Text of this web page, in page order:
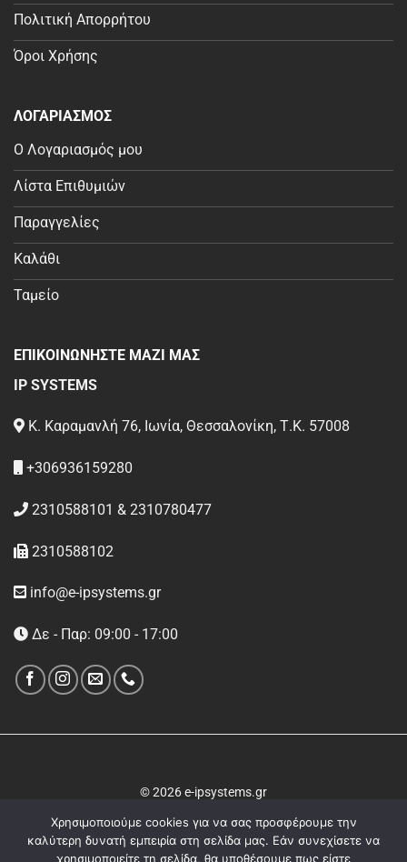
Πολιτική Απορρήτου
Όροι Χρήσης
ΛΟΓΑΡΙΑΣΜΟΣ
Ο Λογαριασμός μου
Λίστα Επιθυμιών
Παραγγελίες
Καλάθι
Ταμείο
ΕΠΙΚΟΙΝΩΝΗΣΤΕ ΜΑΖΙ ΜΑΣ
IP SYSTEMS
Κ. Καραμανλή 76, Ιωνία, Θεσσαλονίκη, Τ.Κ. 57008
+306936159280
2310588101 & 2310780477
2310588102
info@e-ipsystems.gr
Δε - Παρ: 09:00 - 17:00
© 2026 e-ipsystems.gr
Χρησιμοποιούμε cookies για να σας προσφέρουμε την
καλύτερη δυνατή εμπειρία στη σελίδα μας. Εάν συνεχίσετε να
χρησιμοποιείτε τη σελίδα, θα υποθέσουμε πως είστε